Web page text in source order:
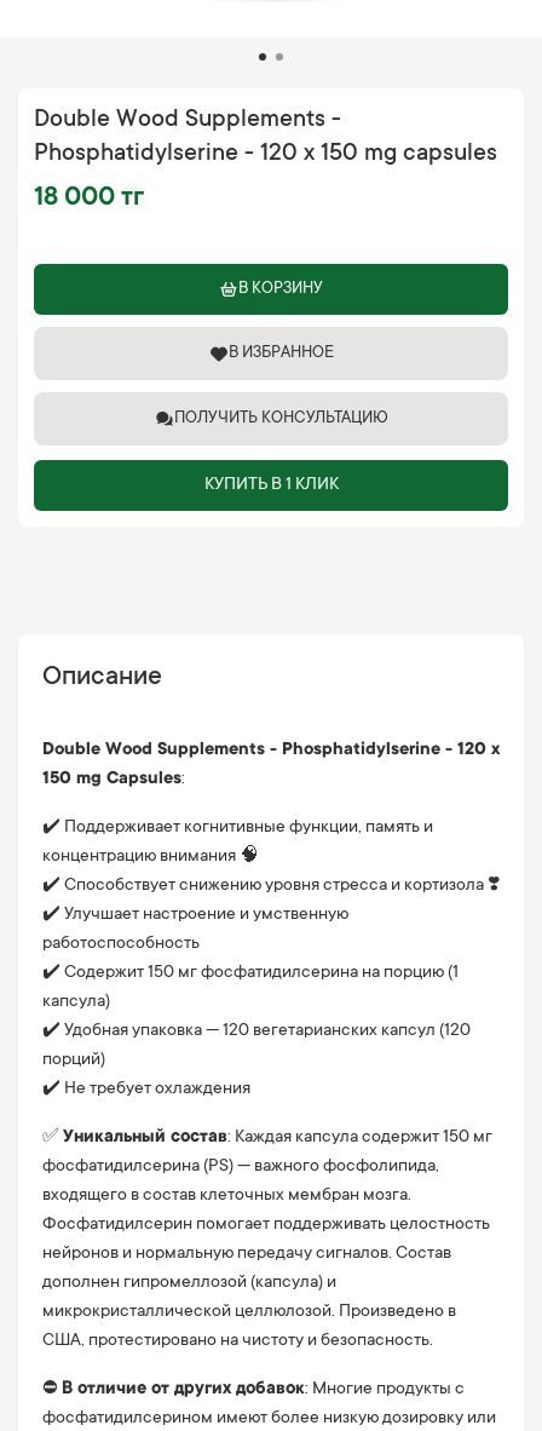
Double Wood Supplements -
Phosphatidylserine - 120 x 150 mg capsules
18 000 тг
В КОРЗИНУ
В ИЗБРАННОЕ
ПОЛУЧИТЬ КОНСУЛЬТАЦИЮ
КУПИТЬ В 1 КЛИК
Описание
Double Wood Supplements - Phosphatidylserine - 120 x
150 mg Capsules:
✔️ Поддерживает когнитивные функции, память и
концентрацию внимания 🧠
✔️ Способствует снижению уровня стресса и кортизола ❣️
✔️ Улучшает настроение и умственную
работоспособность
✔️ Содержит 150 мг фосфатидилсерина на порцию (1
капсула)
✔️ Удобная упаковка — 120 вегетарианских капсул (120
порций)
✔️ Не требует охлаждения
✅ Уникальный состав: Каждая капсула содержит 150 мг
фосфатидилсерина (PS) — важного фосфолипида,
входящего в состав клеточных мембран мозга.
Фосфатидилсерин помогает поддерживать целостность
нейронов и нормальную передачу сигналов. Состав
дополнен гипромеллозой (капсула) и
микрокристаллической целлюлозой. Произведено в
США, протестировано на чистоту и безопасность.
⛔️ В отличие от других добавок: Многие продукты с
фосфатидилсерином имеют более низкую дозировку или